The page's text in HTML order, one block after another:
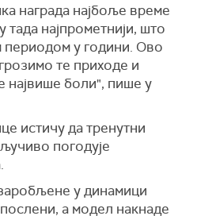
награда најбоље време
тада најпрометнији, што
периодом у години. Ово
те приходе и
највише боли", пише у
истичу да тренутни
погодује
у динамици
а модел накнаде